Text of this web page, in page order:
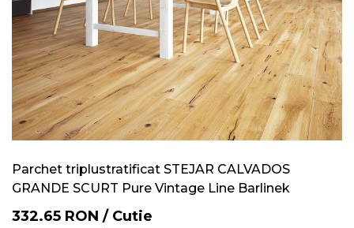
Parchet triplustratificat STEJAR CALVADOS
GRANDE SCURT Pure Vintage Line Barlinek
332.65 RON / Cutie